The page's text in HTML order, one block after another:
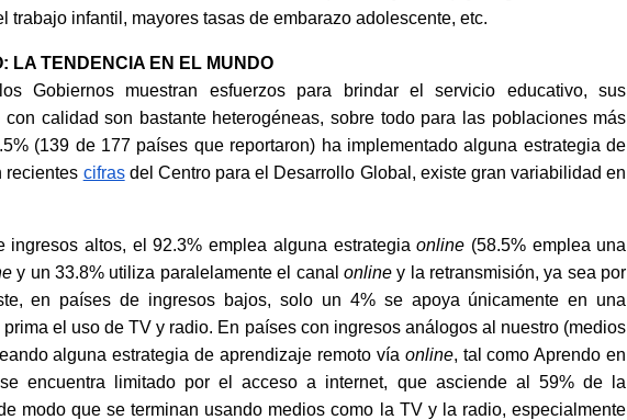
trabajo infantil, mayores tasas de embarazo adolescente, etc.
LA TENDENCIA EN EL MUNDO
Gobiernos muestran esfuerzos para brindar el servicio educativo, sus
calidad son bastante heterogéneas, sobre todo para las poblaciones más
(139 de 177 países que reportaron) ha implementado alguna estrategia de
recientes cifras del Centro para el Desarrollo Global, existe gran variabilidad en
ingresos altos, el 92.3% emplea alguna estrategia online (58.5% emplea una
y un 33.8% utiliza paralelamente el canal online y la retransmisión, ya sea por
en países de ingresos bajos, solo un 4% se apoya únicamente en una
el uso de TV y radio. En países con ingresos análogos al nuestro (medios
alguna estrategia de aprendizaje remoto vía online, tal como Aprendo en
encuentra limitado por el acceso a internet, que asciende al 59% de la
modo que se terminan usando medios como la TV y la radio, especialmente